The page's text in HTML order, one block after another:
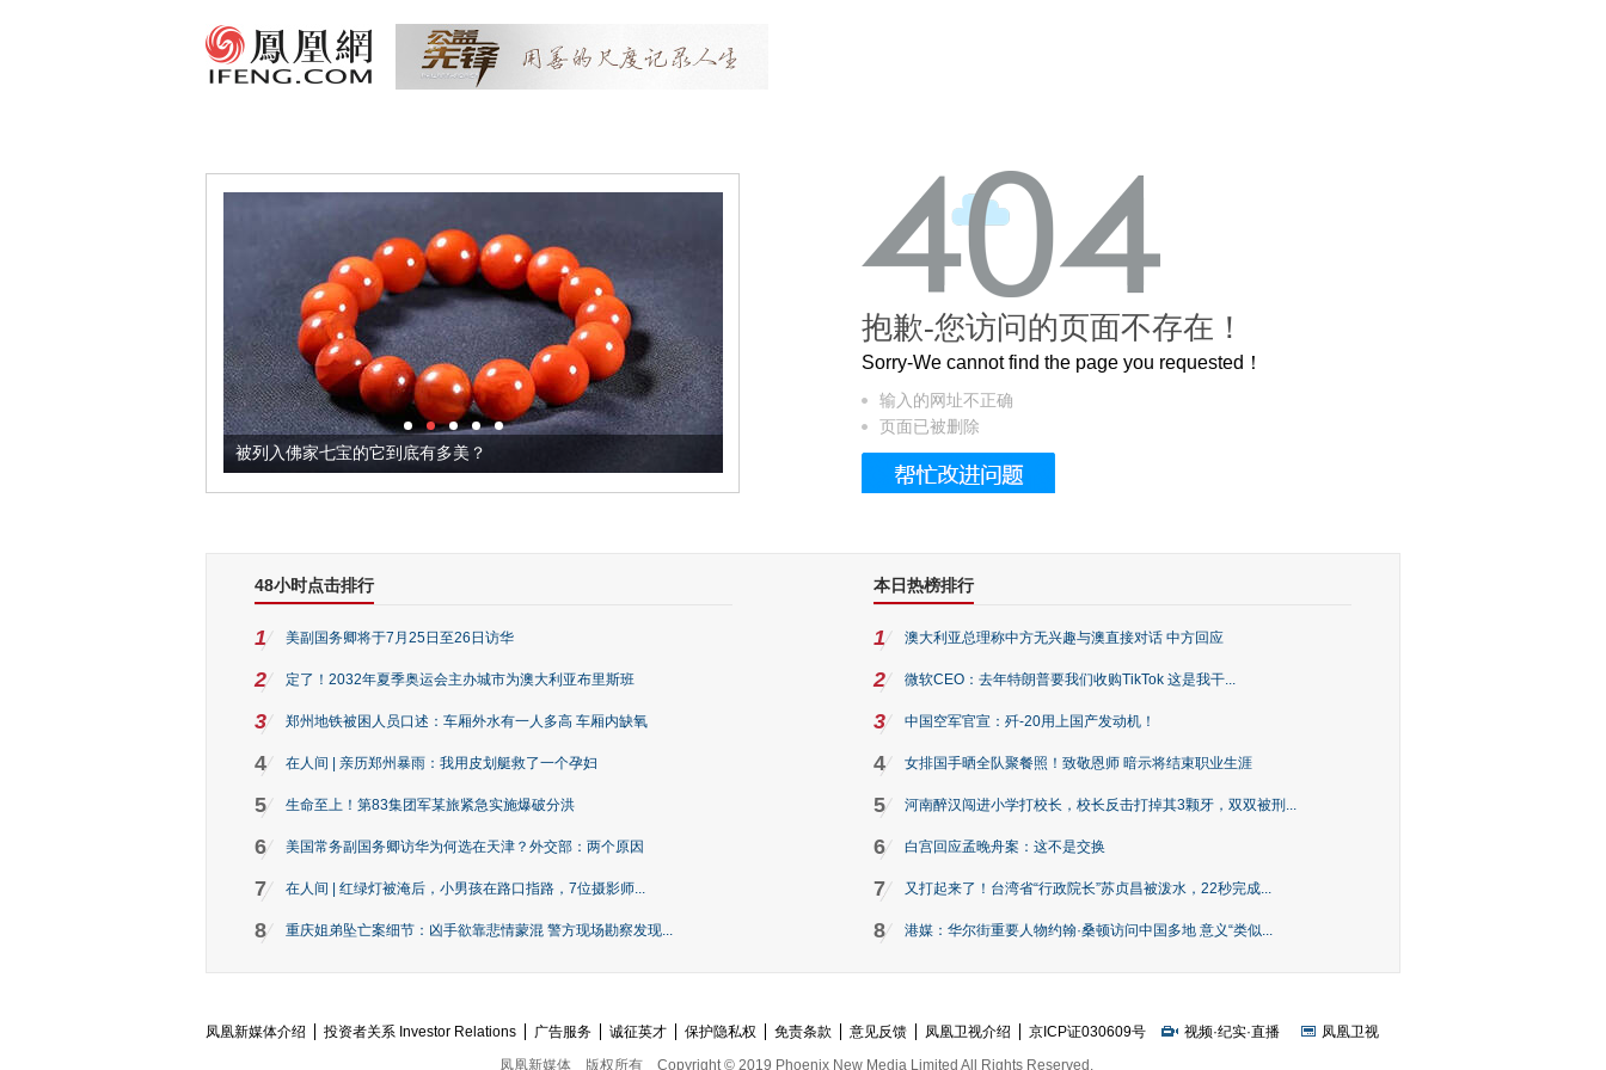
被列入佛家七宝的它到底有多美？ 这个3.2米的长卷，还原了600岁的紫禁城
抱歉-您访问的页面不存在！
Sorry-We cannot find the page you requested！
输入的网址不正确
页面已被删除
48小时点击排行
1 美副国务卿将于7月25日至26日访华
2 定了！2032年夏季奥运会主办城市为澳大利亚布里斯班
3 郑州地铁被困人员口述：车厢外水有一人多高 车厢内缺氧
4 在人间 | 亲历郑州暴雨：我用皮划艇救了一个孕妇
5 生命至上！第83集团军某旅紧急实施爆破分洪
6 美国常务副国务卿访华为何选在天津？外交部：两个原因
7 在人间 | 红绿灯被淹后，小男孩在路口指路，7位摄影师...
8 重庆姐弟坠亡案细节：凶手欲靠悲情蒙混 警方现场勘察发现...
本日热榜排行
1 澳大利亚总理称中方无兴趣与澳直接对话 中方回应
2 微软CEO：去年特朗普要我们收购TikTok 这是我干...
3 中国空军官宣：歼-20用上国产发动机！
4 女排国手晒全队聚餐照！致敬恩师 暗示将结束职业生涯
5 河南醉汉闯进小学打校长，校长反击打掉其3颗牙，双双被刑...
6 白宫回应孟晚舟案：这不是交换
7 又打起来了！台湾省“行政院长”苏贞昌被泼水，22秒完成...
8 港媒：华尔街重要人物约翰·桑顿访问中国多地 意义“类似...
凤凰新媒体介绍 投资者关系 Investor Relations 广告服务 诚征英才 保护隐私权 免责条款 意见反馈 凤凰卫视介绍 京ICP证030609号 视频·纪实·直播
凤凰卫视
凤凰新媒体
版权所有 Copyright © 2019 Phoenix New Media Limited All Rights Reserved.